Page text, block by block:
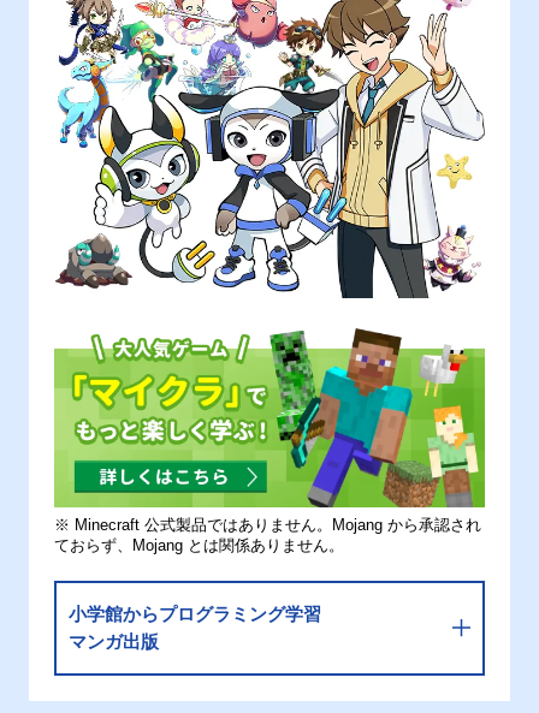
※ Minecraft 公式製品ではありません。Mojang から承認され
ておらず、Mojang とは関係ありません。
小学館からプログラミング学習
マンガ出版